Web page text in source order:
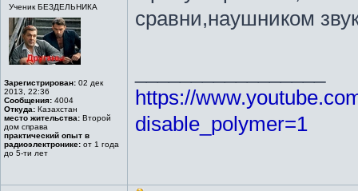
Ученик БЕЗДЕЛЬНИКА
Зарегистрирован: 02 дек
2013, 22:36
Сообщения: 4004
Откуда: Казахстан
место жительства: Второй
дом справа
практический опыт в
радиоэлектронике: от 1 года
до 5-ти лет
сравни,наушником
https://
disable_polymer=1